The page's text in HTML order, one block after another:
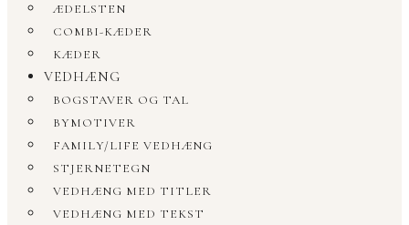
ÆDELSTEN
COMBI-KÆDER
KÆDER
VEDHÆNG
BOGSTAVER OG TAL
BYMOTIVER
FAMILY/LIFE VEDHÆNG
STJERNETEGN
VEDHÆNG MED TITLER
VEDHÆNG MED TEKST